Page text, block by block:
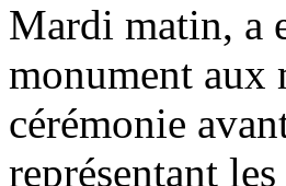
Mardi matin, a
monument
cérémonie
représentant